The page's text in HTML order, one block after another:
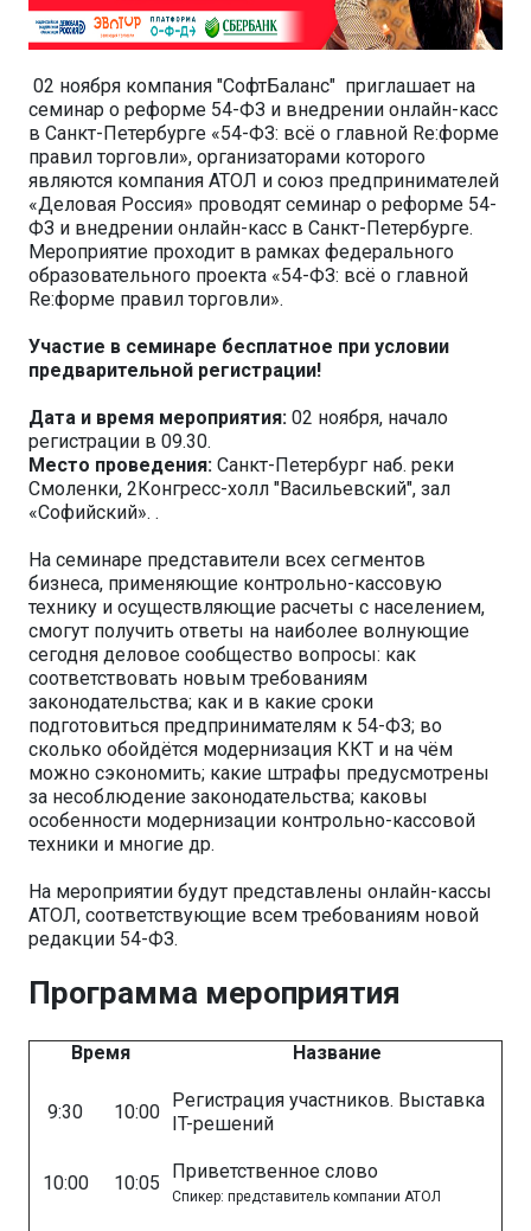
02 ноября компания "СофтБаланс" приглашает на
семинар о реформе 54-ФЗ и внедрении онлайн-касс
в Санкт-Петербурге «54-ФЗ: всё о главной Re:форме
правил торговли», организаторами которого
являются компания АТОЛ и союз предпринимателей
«Деловая Россия» проводят семинар о реформе 54-
ФЗ и внедрении онлайн-касс в Санкт-Петербурге.
Мероприятие проходит в рамках федерального
образовательного проекта «54-ФЗ: всё о главной
Re:форме правил торговли».
Участие в семинаре бесплатное при условии
предварительной регистрации!
Дата и время мероприятия: 02 ноября, начало
регистрации в 09.30.
Место проведения: Санкт-Петербург наб. реки
Смоленки, 2Конгресс-холл "Васильевский", зал
«Софийский». .
На семинаре представители всех сегментов
бизнеса, применяющие контрольно-кассовую
технику и осуществляющие расчеты с населением,
смогут получить ответы на наиболее волнующие
сегодня деловое сообщество вопросы: как
соответствовать новым требованиям
законодательства; как и в какие сроки
подготовиться предпринимателям к 54-ФЗ; во
сколько обойдётся модернизация ККТ и на чём
можно сэкономить; какие штрафы предусмотрены
за несоблюдение законодательства; каковы
особенности модернизации контрольно-кассовой
техники и многие др.
На мероприятии будут представлены онлайн-кассы
АТОЛ, соответствующие всем требованиям новой
редакции 54-ФЗ.
Программа мероприятия
Время Название
9:30 10:00
Регистрация участников. Выставка
IT-решений
10:00 10:05
Приветственное слово
Спикер: представитель компании АТОЛ